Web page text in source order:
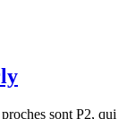
sont P2, qui